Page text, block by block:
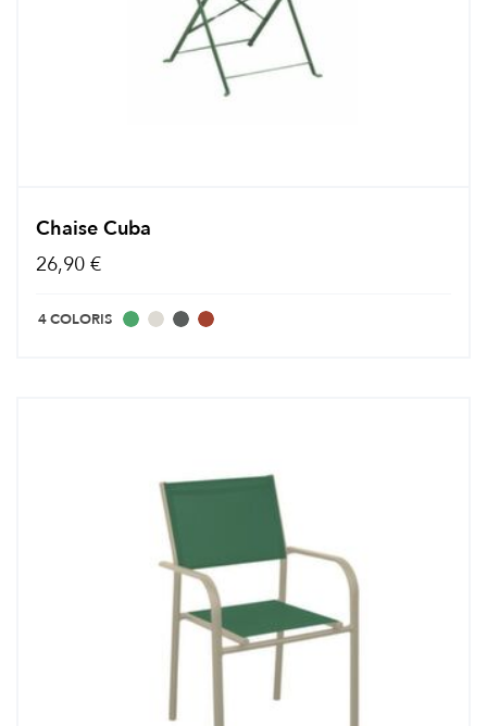
Chaise Cuba
26,90 €
4 COLORIS